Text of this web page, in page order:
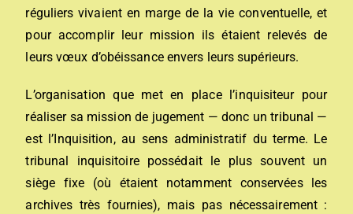
réguliers vivaient en marge de la vie conventuelle, et
pour accomplir leur mission ils étaient relevés de
leurs vœux d’obéissance envers leurs supérieurs.
L’organisation que met en place l’inquisiteur pour
réaliser sa mission de jugement — donc un tribunal —
est l’Inquisition, au sens administratif du terme. Le
tribunal inquisitoire possédait le plus souvent un
siège fixe (où étaient notamment conservées les
archives très fournies), mais pas nécessairement :